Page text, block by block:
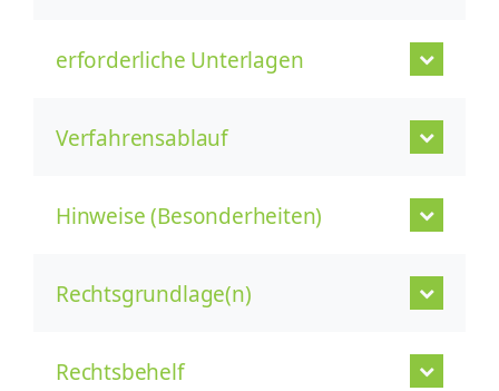
erforderliche Unterlagen
Verfahrensablauf
Hinweise (Besonderheiten)
Rechtsgrundlage(n)
Rechtsbehelf